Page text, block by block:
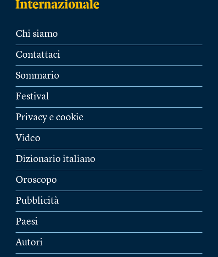
Chi siamo
Contattaci
Sommario
Festival
Privacy e cookie
Video
Dizionario italiano
Oroscopo
Pubblicità
Paesi
Autori